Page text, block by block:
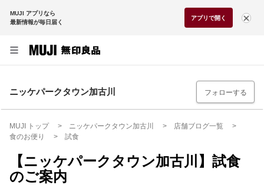
MUJI アプリなら
最新情報が毎日届く
アプリで開く
ニッケパークタウン加古川 フォローする
MUJI トップ ニッケパークタウン加古川
店舗ブログ一覧
食のお便り
試食
【ニッケパークタウン加古川】試食
のご案内